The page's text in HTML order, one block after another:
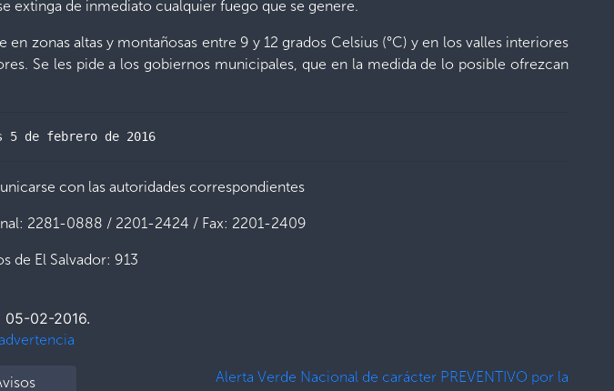
extinga de inmediato cualquier fuego que se genere.
zonas altas y montañosas entre 9 y 12 grados Celsius (°C) y en los valles interiores
Se les pide a los gobiernos municipales, que en la medida de lo posible ofrezcan
5 de febrero de 2016
con las autoridades correspondientes
2281-0888 / 2201-2424 / Fax: 2201-2409
de El Salvador: 913
05-02-2016.
Alerta Verde Nacional de carácter PREVENTIVO por la